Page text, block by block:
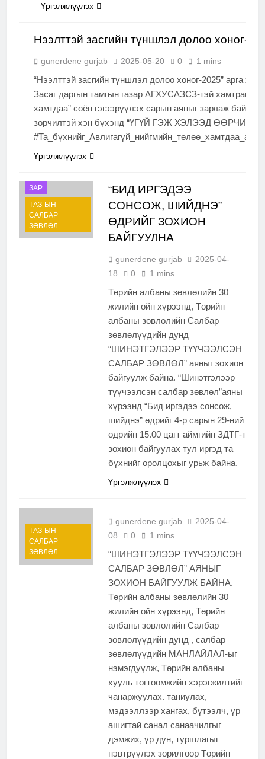
Үргэлжлүүлэх
ЗАСГИЙН
ТҮНШЛЭЛ
Нээлттэй засгийн түншлэл долоо хоног-
gunerdene gurjab 2025-05-20 0 1 mins
“Нээлттэй засгийн түншлэл долоо хоног-2025” арга
Засаг даргын тамгын газар АГХУСАЗСЗ-тэй хамтран
хамтдаа” соён гэгээрүүлэх сарын аяныг зарлаж байна.
зөрчилтэй хэн бүхэнд “ҮГҮЙ ГЭЖ ХЭЛЭЭД ӨӨРЧИЛЬЕ”.
Үргэлжлүүлэх
ЗАР
ТАЗ-ЫН
САЛБАР
ЗӨВЛӨЛ
“БИД ИРГЭДЭЭ
СОНСОЖ, ШИЙДНЭ”
ӨДРИЙГ ЗОХИОН
БАЙГУУЛНА
gunerdene gurjab
2025-04-
18
0 1 mins
Төрийн албаны зөвлөлийн 30
жилийн ойн хүрээнд, Төрийн
албаны зөвлөлийн Салбар
зөвлөлүүдийн дунд
“ШИНЭТГЭЛЭЭР ТҮҮЧЭЭЛСЭН
САЛБАР ЗӨВЛӨЛ” аяныг зохион
байгуулж байна. “Шинэтгэлээр
түүчээлсэн салбар зөвлөл”аяны
хүрээнд “Бид иргэдээ сонсож,
шийднэ” өдрийг 4-р сарын 29-ний
өдрийн 15.00 цагт аймгийн ЗДТГ-т
зохион байгуулах тул иргэд та
бүхнийг оролцохыг урьж байна.
Үргэлжлүүлэх
ТАЗ-ЫН
САЛБАР
ЗӨВЛӨЛ
gunerdene gurjab
2025-04-
08
0 1 mins
“ШИНЭТГЭЛЭЭР ТҮҮЧЭЭЛСЭН
САЛБАР ЗӨВЛӨЛ” АЯНЫГ
ЗОХИОН БАЙГУУЛЖ БАЙНА.
Төрийн албаны зөвлөлийн 30
жилийн ойн хүрээнд, Төрийн
албаны зөвлөлийн Салбар
зөвлөлүүдийн дунд , салбар
зөвлөлүүдийн МАНЛАЙЛАЛ-ыг
нэмэгдуүлж, Төрийн албаны
хууль тогтоомжийн хэрэгжилтийг
чанаржуулах. таниулах,
мэдээллээр хангах, бүтээлч, үр
ашигтай санал санаачилгыг
дэмжих, үр дүн, туршлагыг
нэвтрүүлэх зорилгоор Төрийн